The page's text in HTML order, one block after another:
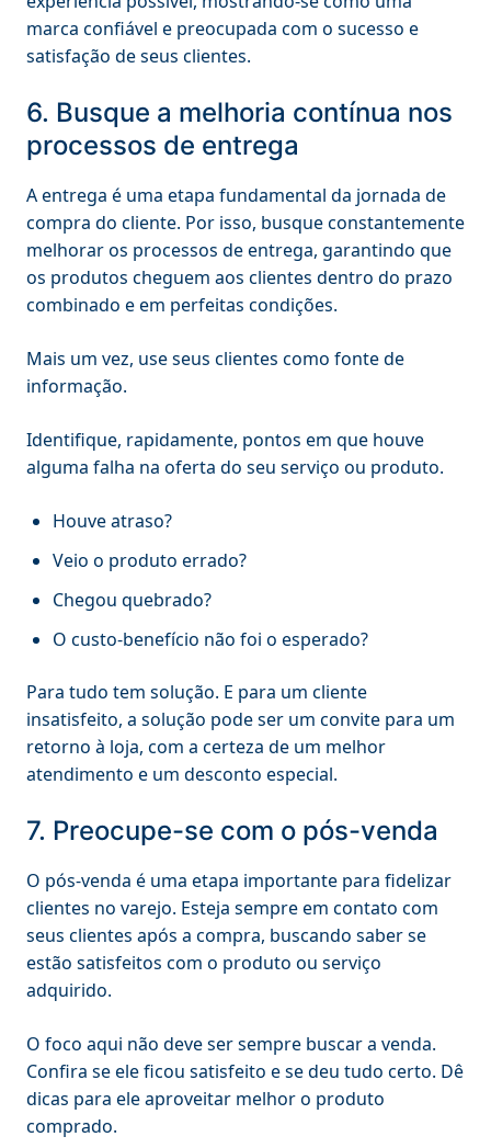
marca confiável e preocupada com o sucesso e
satisfação de seus clientes.
6. Busque a melhoria contínua nos
processos de entrega
A entrega é uma etapa fundamental da jornada de
compra do cliente. Por isso, busque constantemente
melhorar os processos de entrega, garantindo que
os produtos cheguem aos clientes dentro do prazo
combinado e em perfeitas condições.
Mais um vez, use seus clientes como fonte de
informação.
Identifique, rapidamente, pontos em que houve
alguma falha na oferta do seu serviço ou produto.
Houve atraso?
Veio o produto errado?
Chegou quebrado?
O custo-benefício não foi o esperado?
Para tudo tem solução. E para um cliente
insatisfeito, a solução pode ser um convite para um
retorno à loja, com a certeza de um melhor
atendimento e um desconto especial.
7. Preocupe-se com o pós-venda
O pós-venda é uma etapa importante para fidelizar
clientes no varejo. Esteja sempre em contato com
seus clientes após a compra, buscando saber se
estão satisfeitos com o produto ou serviço
adquirido.
O foco aqui não deve ser sempre buscar a venda.
Confira se ele ficou satisfeito e se deu tudo certo. Dê
dicas para ele aproveitar melhor o produto
comprado.